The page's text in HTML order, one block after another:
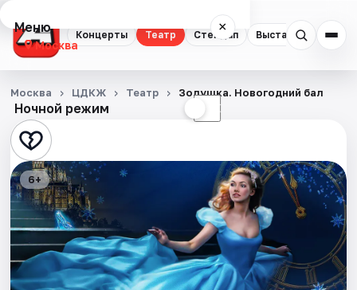
Концерты Театр Стендап Выставки
Меню ×
Москва
Концерты
Театр
Стендап
Выставки
Квесты
Экскурсии
Ночной режим ☾
Москва ЦДКЖ Театр Золушка. Новогодний бал
6+